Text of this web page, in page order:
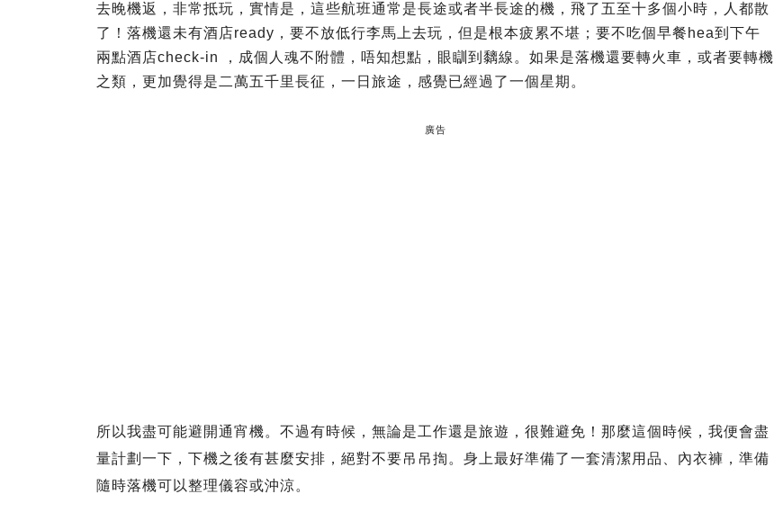
去晚機返，非常抵玩，實情是，這些航班通常是長途或者半長途的機，飛了五至十多個小時，人都散
了！落機還未有酒店ready，要不放低行李馬上去玩，但是根本疲累不堪；要不吃個早餐hea到下午
兩點酒店check-in ，成個人魂不附體，唔知想點，眼瞓到黐線。如果是落機還要轉火車，或者要轉機
之類，更加覺得是二萬五千里長征，一日旅途，感覺已經過了一個星期。
廣告
所以我盡可能避開通宵機。不過有時候，無論是工作還是旅遊，很難避免！那麼這個時候，我便會盡
量計劃一下，下機之後有甚麼安排，絕對不要吊吊揈。身上最好準備了一套清潔用品、內衣褲，準備
隨時落機可以整理儀容或沖涼。